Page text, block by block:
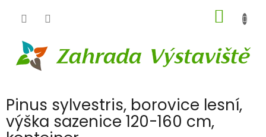
KOŠÍK
Pinus sylvestris, borovice lesní,
výška sazenice 120-160 cm,